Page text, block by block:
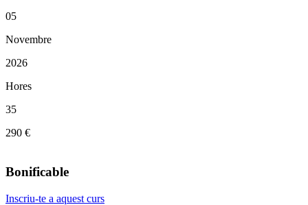
05
Novembre
2026
Hores
35
290 €
Bonificable
Inscriu-te a aquest curs